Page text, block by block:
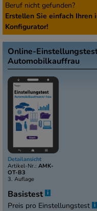
Beruf nicht gefunden?
Erstellen Sie einfach Ihren
Konfigurator!
Online-
Automobilkauffrau
Detailansicht
Artikel-Nr.: AMK-
OT-B3
3. Auflage
Basistest i
Preis pro Einstellungstest i